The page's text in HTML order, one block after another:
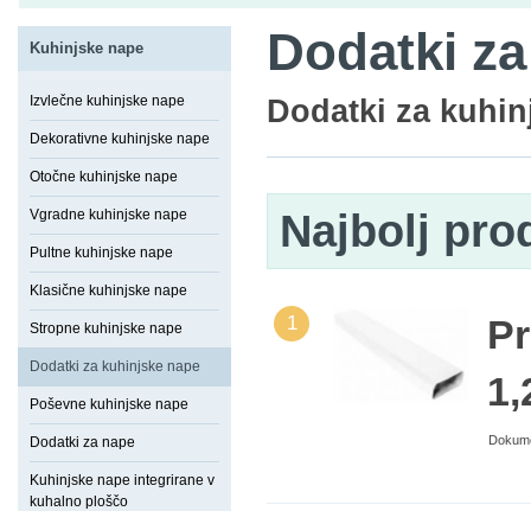
Kuhinjske nape
Izvlečne kuhinjske nape
Dekorativne kuhinjske nape
Otočne kuhinjske nape
Vgradne kuhinjske nape
Pultne kuhinjske nape
Klasične kuhinjske nape
Stropne kuhinjske nape
Dodatki za kuhinjske nape
Poševne kuhinjske nape
Dodatki za nape
Kuhinjske nape integrirane v
kuhalno ploščo
Dodatki
Dodatki za
Najbolj
1